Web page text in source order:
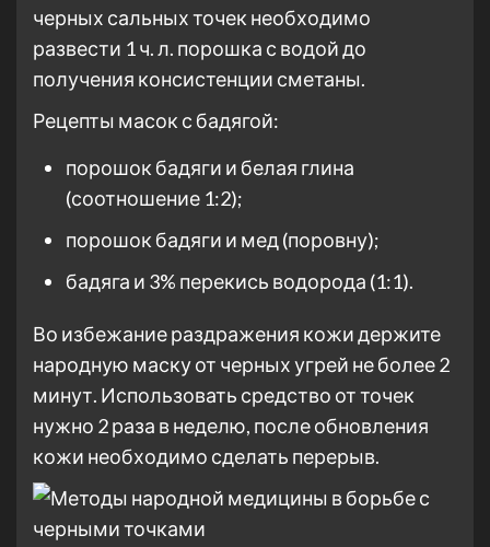
черных сальных точек необходимо
развести 1 ч. л. порошка с водой до
получения консистенции сметаны.
Рецепты масок с бадягой:
порошок бадяги и белая глина
(соотношение 1:2);
порошок бадяги и мед (поровну);
бадяга и 3% перекись водорода (1:1).
Во избежание раздражения кожи держите
народную маску от черных угрей не более 2
минут. Использовать средство от точек
нужно 2 раза в неделю, после обновления
кожи необходимо сделать перерыв.